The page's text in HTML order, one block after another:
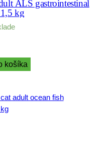
ALS gastrointestinal
kg
košíka